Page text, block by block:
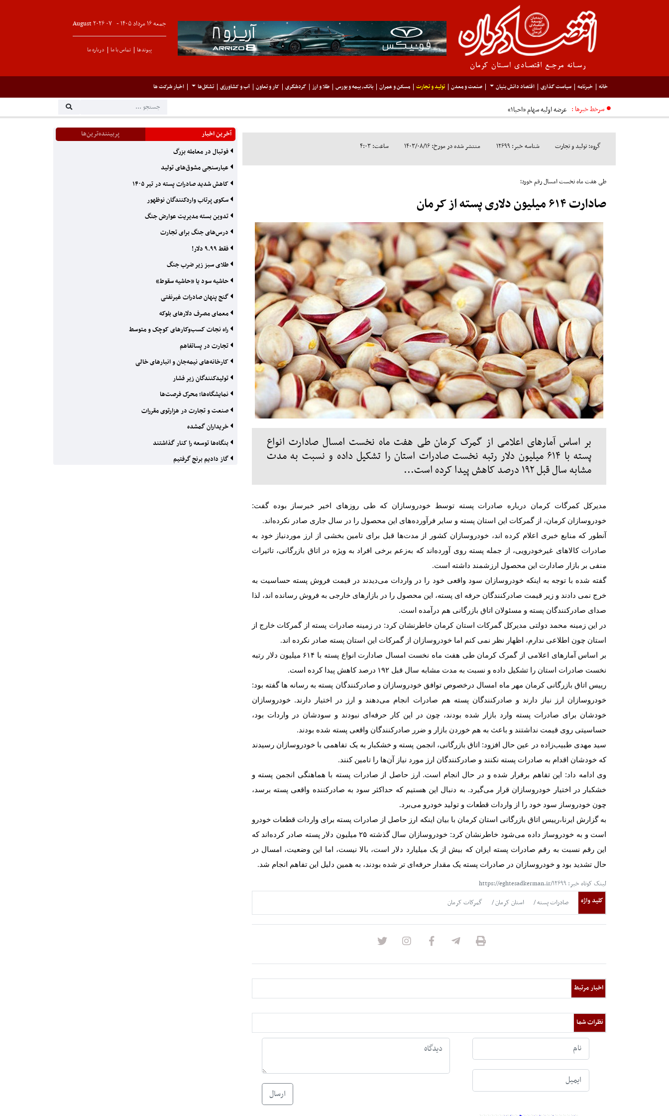
جمعه ۱۶ مرداد ۱۴۰۵ - ۰۷August۲۰۲۶
پیوندها تماس با ما درباره ما
خانه خبرنامه سیاست گذاری اقتصاد دانش بنیان صنعت و معدن تولید و تجارت مسکن و عمران بانک، بیمه و بورس طلا و ارز گردشگری کار و تعاون آب و کشاورزی تشکل‌ها اخبار شرکت ها
سرخط خبرها : عرضه اولیه سهام «احیا۱»
گروه: تولید و تجارت شناسه خبر: ۱۲۶۹۹ منتشر شده در مورخ: ۱۴۰۳/۰۸/۱۶ ساعت: ۴:۰۳
طی هفت ماه نخست امسال رقم خورد؛
صادارت ۶۱۴ میلیون دلاری پسته از کرمان
بر اساس آمارهای اعلامی از گمرک کرمان طی هفت ماه نخست امسال صادارت انواع
پسته با ۶۱۴ میلیون دلار رتبه نخست صادرات استان را تشکیل داده و نسبت به مدت
مشابه سال قبل ۱۹۲ درصد کاهش پیدا کرده است...
مدیرکل کمرگات کرمان درباره صادرات پسته توسط خودروسازان که طی روزهای اخیر خبرساز بوده گفت:
خودروسازان کرمان، از گمرکات این استان پسته و سایر فرآورده‌های این محصول را در سال جاری صادر نکرده‌اند.
آنطور که منابع خبری اعلام کرده اند، خودروسازان کشور از مدت‌ها قبل برای تامین بخشی از ارز موردنیاز خود به
صادرات کالاهای غیرخودرویی، از جمله پسته روی آورده‌اند که به‌زعم برخی افراد به ویژه در اتاق بازرگانی، تاثیرات
منفی بر بازار صادارت این محصول ارزشمند داشته است.
گفته شده با توجه به اینکه خودروسازان سود واقعی خود را در واردات می‌دیدند در قیمت فروش پسته حساسیت به
خرج نمی دادند و زیر قیمت صادرکنندگان حرفه ای پسته، این محصول را در بازارهای خارجی به فروش رسانده اند، لذا
صدای صادرکنندگان پسته و مسئولان اتاق بازرگانی هم درآمده است.
در این زمینه محمد دولتی مدیرکل گمرکات استان کرمان خاطرنشان کرد: در زمینه صادرات پسته از گمرکات خارج از
استان چون اطلاعی ندارم، اظهار نظر نمی کنم اما خودروسازان از گمرکات این استان پسته صادر نکرده اند.
بر اساس آمارهای اعلامی از گمرک کرمان طی هفت ماه نخست امسال صادارت انواع پسته با ۶۱۴ میلیون دلار رتبه
نخست صادرات استان را تشکیل داده و نسبت به مدت مشابه سال قبل ۱۹۲ درصد کاهش پیدا کرده است.
رییس اتاق بازرگانی کرمان مهر ماه امسال درخصوص توافق خودروسازان و صادرکنندگان پسته به رسانه ها گفته بود:
خودروسازان ارز نیاز دارند و صادرکنندگان پسته هم صادرات انجام می‌دهند و ارز در اختیار دارند. خودروسازان
خودشان برای صادرات پسته وارد بازار شده بودند، چون در این کار حرفه‌ای نبودند و سودشان در واردات بود،
حساسیتی روی قیمت نداشتند و باعث به هم خوردن بازار و ضرر صادرکنندگان واقعی پسته شده بودند.
سید مهدی طبیب‌زاده در عین حال افزود: اتاق بازرگانی، انجمن پسته و خشکبار به یک تفاهمی با خودروسازان رسیدند
که خودشان اقدام به صادرات پسته نکنند و صادرکنندگان ارز مورد نیاز آن‌ها را تامین کنند.
وی ادامه داد: این تفاهم برقرار شده و در حال انجام است. ارز حاصل از صادرات پسته با هماهنگی انجمن پسته و
خشکبار در اختیار خودروسازان قرار می‌گیرد. به دنبال این هستیم که حداکثر سود به صادرکننده واقعی پسته برسد،
چون خودروساز سود خود را از واردات قطعات و تولید خودرو می‌برد.
به گزارش ایرنا،رییس اتاق بازرگانی استان کرمان با بیان اینکه ارز حاصل از صادرات پسته برای واردات قطعات خودرو
است و به خودروساز داده می‌شود خاطرنشان کرد: خودروسازان سال گذشته۲۵ میلیون دلار پسته صادر کرده‌اند که
این رقم نسبت به رقم صادرات پسته ایران که بیش از یک میلیارد دلار است، بالا نیست، اما این وضعیت، امسال در
حال تشدید بود و خودروسازان در صادرات پسته یک مقدار حرفه‌ای تر شده بودند، به همین دلیل این تفاهم انجام شد.
لینک کوتاه خبر: https://eghtesadkerman.ir/۱۲۶۹۹
کلید واژه
صادرات پسته استان کرمان گمرکات کرمان
اخبار مرتبط
نظرات شما
ارسال
آخرین اخبار
پربیننده‌ترین‌ها
فوتبال در معامله بزرگ
عیارسنجی مشوق‌های تولید
کاهش شدید صادرات پسته در تیر ۱۴۰۵
سکوی پرتاب واردکنندگان نوظهور
تدوین بسته مدیریت عوارض جنگ
درس‌های جنگ برای تجارت
فقط ۹.۹۹ دلار!
طلای سبز زیر ضرب جنگ
حاشیه سود یا «حاشیه سقوط»
گنج پنهان صادرات غیرنفتی
معمای مصرف دلارهای بلوکه
راه نجات کسب‌وکارهای کوچک و متوسط
تجارت در پساتفاهم
کارخانه‌های نیمه‌جان و انبارهای خالی
تولیدکنندگان زیر فشار
نمایشگاه‌ها؛ محرک فرصت‌ها
صنعت و تجارت در هزارتوی مقررات
خریداران گمشده
بنگاه‌ها توسعه را کنار گذاشتند
گاز دادیم برنج گرفتیم